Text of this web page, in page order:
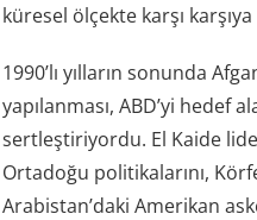
küresel ölçekte karşı karşıya
1990’lı yılların sonunda
yapılanması, ABD’yi hedef
sertleştiriyordu. El Kaide
Ortadoğu politikalarını,
Arabistan’daki Amerikan